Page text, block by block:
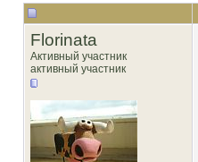
Florinata
Активный участник
активный участник